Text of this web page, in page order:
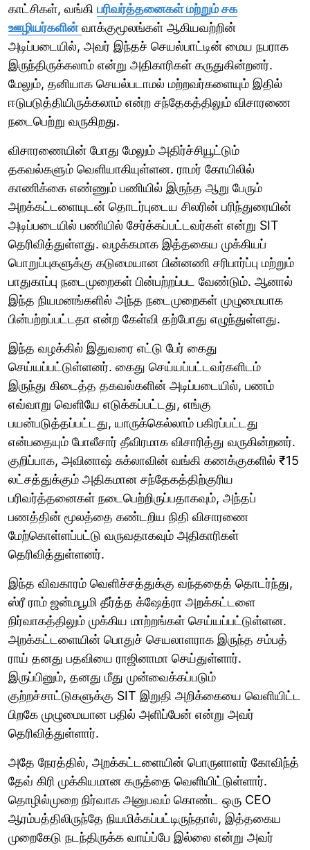
காட்சிகள், வங்கி பரிவர்த்தனைகள் மற்றும் சக
ஊழியர்களின் வாக்குமூலங்கள் ஆகியவற்றின்
அடிப்படையில், அவர் இந்தச் செயல்பாட்டின் மைய நபராக
இருந்திருக்கலாம் என்று அதிகாரிகள் கருதுகின்றனர்.
மேலும், தனியாக செயல்படாமல் மற்றவர்களையும் இதில்
ஈடுபடுத்தியிருக்கலாம் என்ற சந்தேகத்திலும் விசாரணை
நடைபெற்று வருகிறது.
விசாரணையின் போது மேலும் அதிர்ச்சியூட்டும்
தகவல்களும் வெளியாகியுள்ளன. ராமர் கோயிலில்
காணிக்கை எண்ணும் பணியில் இருந்த ஆறு பேரும்
அறக்கட்டளையுடன் தொடர்புடைய சிலரின் பரிந்துரையின்
அடிப்படையில் பணியில் சேர்க்கப்பட்டவர்கள் என்று SIT
தெரிவித்துள்ளது. வழக்கமாக இத்தகைய முக்கியப்
பொறுப்புகளுக்கு கடுமையான பின்னணி சரிபார்ப்பு மற்றும்
பாதுகாப்பு நடைமுறைகள் பின்பற்றப்பட வேண்டும். ஆனால்
இந்த நியமனங்களில் அந்த நடைமுறைகள் முழுமையாக
பின்பற்றப்பட்டதா என்ற கேள்வி தற்போது எழுந்துள்ளது.
இந்த வழக்கில் இதுவரை எட்டு பேர் கைது
செய்யப்பட்டுள்ளனர். கைது செய்யப்பட்டவர்களிடம்
இருந்து கிடைத்த தகவல்களின் அடிப்படையில், பணம்
எவ்வாறு வெளியே எடுக்கப்பட்டது, எங்கு
பயன்படுத்தப்பட்டது, யாருக்கெல்லாம் பகிரப்பட்டது
என்பதையும் போலீசார் தீவிரமாக விசாரித்து வருகின்றனர்.
குறிப்பாக, அவினாஷ் சுக்லாவின் வங்கி கணக்குகளில் ₹15
லட்சத்துக்கும் அதிகமான சந்தேகத்திற்குரிய
பரிவர்த்தனைகள் நடைபெற்றிருப்பதாகவும், அந்தப்
பணத்தின் மூலத்தை கண்டறிய நிதி விசாரணை
மேற்கொள்ளப்பட்டு வருவதாகவும் அதிகாரிகள்
தெரிவித்துள்ளனர்.
இந்த விவகாரம் வெளிச்சத்துக்கு வந்ததைத் தொடர்ந்து,
ஸ்ரீ ராம் ஜன்மபூமி தீர்த்த க்ஷேத்ரா அறக்கட்டளை
நிர்வாகத்திலும் முக்கிய மாற்றங்கள் செய்யப்பட்டுள்ளன.
அறக்கட்டளையின் பொதுச் செயலாளராக இருந்த சம்பத்
ராய் தனது பதவியை ராஜினாமா செய்துள்ளார்.
இருப்பினும், தனது மீது முன்வைக்கப்படும்
குற்றச்சாட்டுகளுக்கு SIT இறுதி அறிக்கையை வெளியிட்ட
பிறகே முழுமையான பதில் அளிப்பேன் என்று அவர்
தெரிவித்துள்ளார்.
அதே நேரத்தில், அறக்கட்டளையின் பொருளாளர் கோவிந்த்
தேவ் கிரி முக்கியமான கருத்தை வெளியிட்டுள்ளார்.
தொழில்முறை நிர்வாக அனுபவம் கொண்ட ஒரு CEO
ஆரம்பத்திலிருந்தே நியமிக்கப்பட்டிருந்தால், இத்தகைய
முறைகேடு நடந்திருக்க வாய்ப்பே இல்லை என்று அவர்